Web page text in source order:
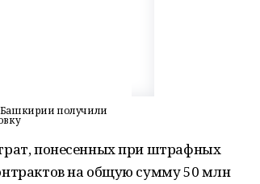
получили
понесенных при штрафных
на общую сумму 50 млн